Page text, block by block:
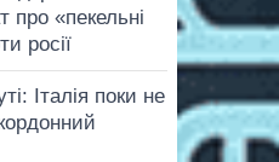
про «пекельні
росії
Італія поки не